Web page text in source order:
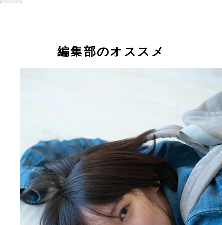
編集部のオススメ